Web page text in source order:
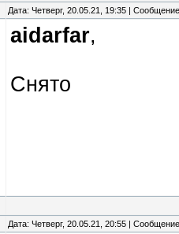
Дата: Четверг, 20.05.21, 19:35 |
aidarfar,
Снято
Дата: Четверг, 20.05.21, 20:55 |